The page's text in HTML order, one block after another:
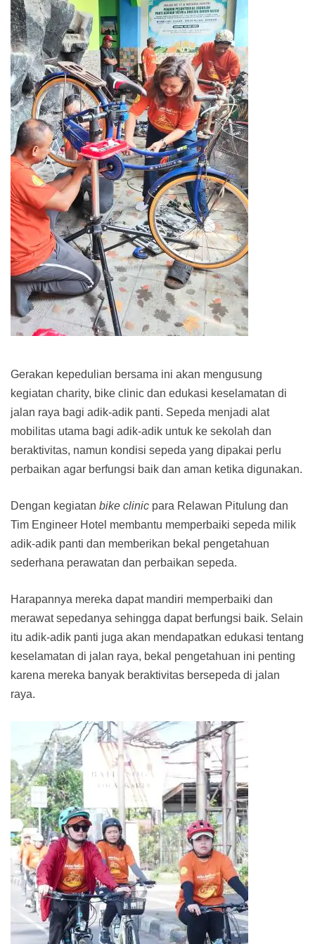
Gerakan kepedulian bersama ini akan mengusung
kegiatan charity, bike clinic dan edukasi keselamatan di
jalan raya bagi adik-adik panti. Sepeda menjadi alat
mobilitas utama bagi adik-adik untuk ke sekolah dan
beraktivitas, namun kondisi sepeda yang dipakai perlu
perbaikan agar berfungsi baik dan aman ketika digunakan.
Dengan kegiatan bike clinic para Relawan Pitulung dan
Tim Engineer Hotel membantu memperbaiki sepeda milik
adik-adik panti dan memberikan bekal pengetahuan
sederhana perawatan dan perbaikan sepeda.
Harapannya mereka dapat mandiri memperbaiki dan
merawat sepedanya sehingga dapat berfungsi baik. Selain
itu adik-adik panti juga akan mendapatkan edukasi tentang
keselamatan di jalan raya, bekal pengetahuan ini penting
karena mereka banyak beraktivitas bersepeda di jalan
raya.